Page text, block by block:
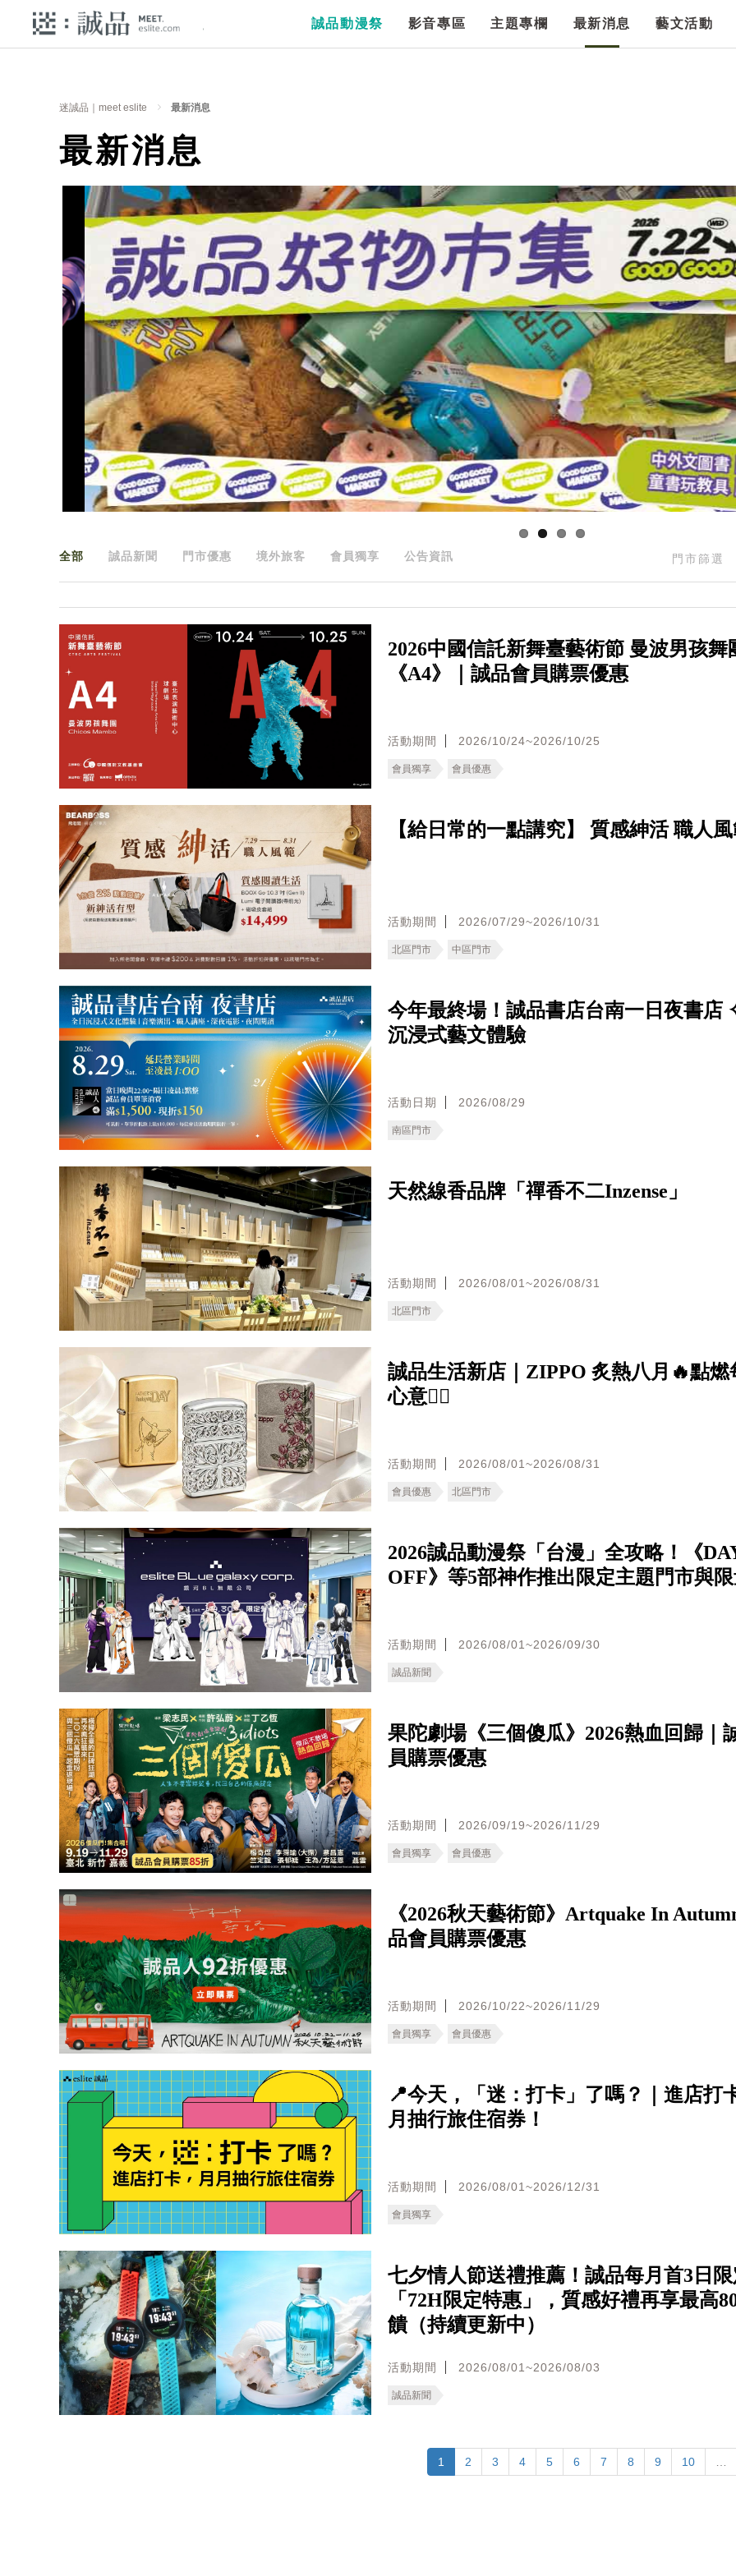
誠品動漫祭 影音專區 主題專欄 最新消息 藝文活動
迷誠品｜meet eslite 最新消息
最新消息
門市篩選
全部 誠品新聞 門市優惠 境外旅客 會員獨享 公告資訊
2026中國信託新舞臺藝術節 曼波男孩舞
《A4》｜誠品會員購票優惠
活動期間 2026/10/24~2026/10/25
會員獨享 會員優惠
【給日常的一點講究】 質感紳活 職人
活動期間 2026/07/29~2026/10/31
北區門市 中區門市
今年最終場！誠品書店台南一日夜書店
沉浸式藝文體驗
活動日期 2026/08/29
南區門市
天然線香品牌「禪香不二Inzense」
活動期間 2026/08/01~2026/08/31
北區門市
誠品生活新店｜ZIPPO 炙熱八月🔥點燃
心意❤️‍🔥
活動期間 2026/08/01~2026/08/31
會員優惠 北區門市
2026誠品動漫祭「台漫」全攻略！《
OFF》等5部神作推出限定主題門市與
活動期間 2026/08/01~2026/09/30
誠品新聞
果陀劇場《三個傻瓜》2026熱血回歸｜
員購票優惠
活動期間 2026/09/19~2026/11/29
會員獨享 會員優惠
《2026秋天藝術節》Artquake In
品會員購票優惠
活動期間 2026/10/22~2026/11/29
會員獨享 會員優惠
📍今天，「迷：打卡」了嗎？｜進店打
月抽行旅住宿券！
活動期間 2026/08/01~2026/12/31
會員獨享
七夕情人節送禮推薦！誠品每月首3日
「72H限定特惠」，質感好禮再享最高
饋（持續更新中）
活動期間 2026/08/01~2026/08/03
誠品新聞
1 2 3 4 5 6 7 8 9 10